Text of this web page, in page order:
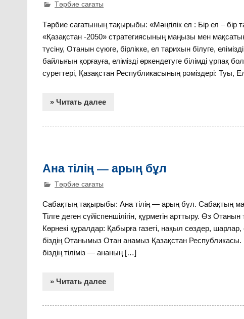
Тәрбие сағаты
Тәрбие сағатының тақырыбы: «Мәңгілік ел : Бір ел –
«Қазақстан -2050» стратегиясының маңызы мен
түсіну, Отанын сүюге, бірлікке, ел тарихын білуге,
байлығын қорғауға, елімізді өркендетуге білімді ұрпақ
суреттері, Қазақстан Республикасының рәміздері:
» Читать далее
Ана тілің — арың бұл
Тәрбие сағаты
Сабақтың тақырыбы: Ана тілің — арың бұл. Сабақтың
Тілге деген сүйіспеншілігін, құрметін арттыру. Өз
Көрнекі құралдар: Қабырға газеті, нақыл сөздер,
біздің Отанымыз Отан анамыз Қазақстан Республикасы.
біздің тіліміз — ананың […]
» Читать далее